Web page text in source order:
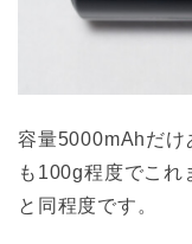
容量5000mAhだけ
も100g程度でこれ
と同程度です。